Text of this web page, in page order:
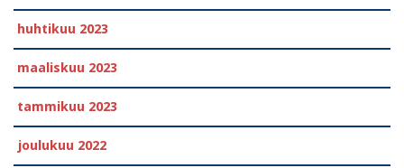
huhtikuu 2023
maaliskuu 2023
tammikuu 2023
joulukuu 2022